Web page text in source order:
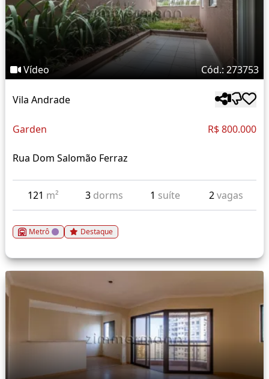
Vídeo Cód.: 273753
Vila Andrade
Garden R$ 800.000
Rua Dom Salomão Ferraz
121 m² 3 dorms 1 suíte 2vagas
Metrô Destaque